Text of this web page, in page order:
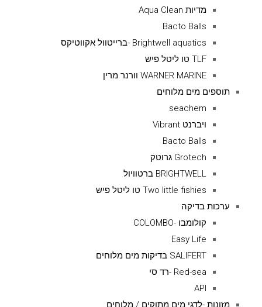
מדיות Aqua Clean
Bacto Balls
Brightwell aquatics -ברייטוול אקווטיקס
TLF טו ליטל פיש
WARNER MARINE וורנר מרין
תוספים מים מלוחים
seachem
ויברנט Vibrant
Bacto Balls
Grotech גרוטק
BRIGHTWELL ברטוויול
Two little fishies טו ליטל פיש
ערכות בדיקה
קולומבו -COLOMBO
Easy Life
SALIFERT בדיקות מים מלוחים
Red-sea -רד סי
API